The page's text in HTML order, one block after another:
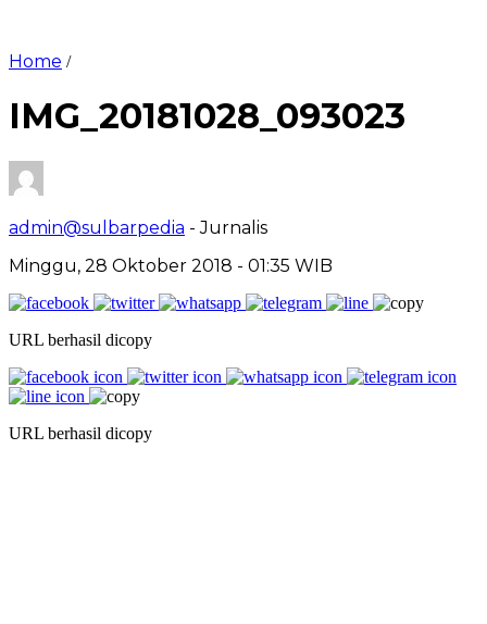
Home /
IMG_20181028_093023
admin@sulbarpedia - Jurnalis
Minggu, 28 Oktober 2018 - 01:35 WIB
URL berhasil dicopy
URL berhasil dicopy